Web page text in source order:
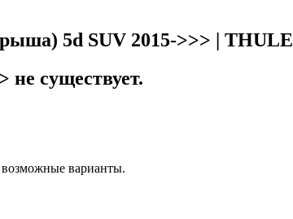
5d SUV 2015->>> | THULE
не существует.
варианты.